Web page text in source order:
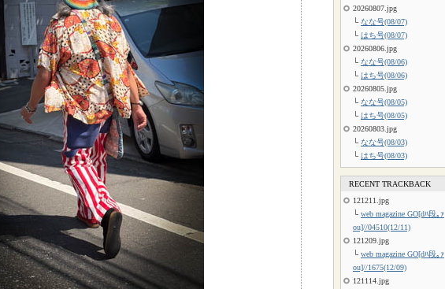
20260807.jpg
└ なな号(08/07)
└ はち号(08/07)
20260806.jpg
└ なな号(08/06)
└ はち号(08/06)
20260805.jpg
└ なな号(08/05)
└ はち号(08/05)
20260803.jpg
└ なな号(08/03)
└ はち号(08/03)
RECENT TRACKBACK
121211.jpg
└ web magazine GO[dﾊ段｡ｧ
ou]//04510(12/11)
121209.jpg
└ web magazine GO[dﾊ段｡ｧ
ou]//1675(12/09)
121114.jpg